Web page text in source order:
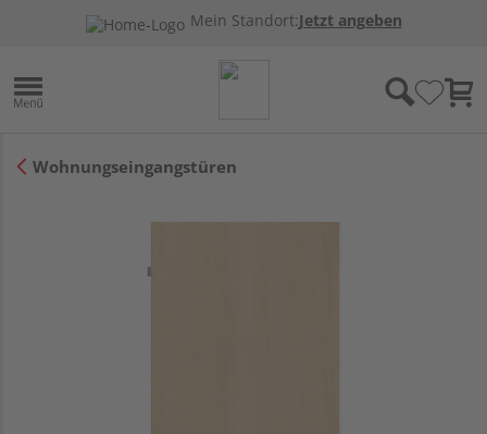
Mein Standort:Jetzt angeben
Wohnungseingangstüren